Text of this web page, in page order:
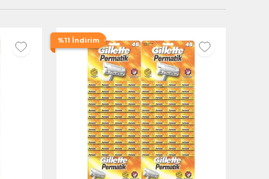
%11 İndirim